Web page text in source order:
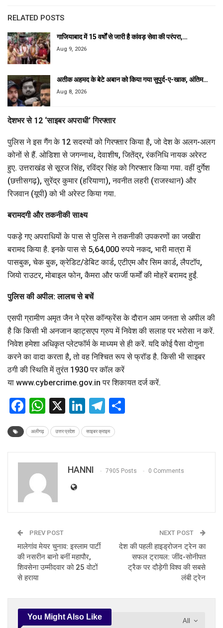
RELATED POSTS
गाजियाबाद में 15 वर्षों से जारी है कांवड़ सेवा की परंपरा,…
Aug 9, 2026
अतीक अहमद के बेटे अबान को किया गया सुपुर्द-ए-खाक, अंतिम…
Aug 8, 2026
देशभर से 12 ‘साइबर अपराधी’ गिरफ्तार
पुलिस ने इस गैंग के 12 सदस्यों को गिरफ्तार किया है, जो देश के अलग-अलग
कोनों से हैं. ओडिशा से जगन्नाथ, देवाशीष, जितेंद्र, रंकनिधि नायक अरेस्ट
हुए. उत्तराखंड से सूरज सिंह, रविंद्र सिंह को गिरफ्तार किया गया. वहीं दुर्गेश
(छत्तीसगढ़), सुरेंद्र कुमार (हरियाणा), नवनीत लहरी (राजस्थान) और
रिजवान (यूपी) को भी अरेस्ट किया गया.
बरामदगी और तकनीकी साक्ष्य
पकड़े गए अपराधियों के पास से पुलिस ने तकनीकी उपकरणों का जखीरा
बरामद किया है. इनके पास से 5,64,000 रुपये नकद, भारी मात्रा में
पासबुक, चेक बुक, क्रेडिट/डेबिट कार्ड, एटीएम और सिम कार्ड, लैपटॉप,
जियो राउटर, मोबाइल फोन, कैमरा और फर्जी फर्मों की मोहरें बरामद हुईं.
पुलिस की अपील: लालच से बचें
एसपी ग्रामीण अमृत जैन ने प्रेस कॉन्फ्रेंस के दौरान आम जनता से अपील की
है कि किसी भी अनजान व्हाट्सएप ग्रुप में निवेश की सलाह पर भरोसा न करें.
निवेश हमेशा अधिकृत प्लेटफॉर्म के माध्यम से ही करें. यदि कोई पैसा दोगुना
करने का वादा करता है, तो वह निश्चित रूप से फ्रॉड है. किसी भी साइबर
ठगी की स्थिति में तुरंत 1930 पर कॉल करें
या www.cybercrime.gov.in पर शिकायत दर्ज करें.
Facebook
WhatsApp
X LinkedIn
Telegram
अलीगढ़ उत्तर प्रदेश साइबर क्राइम
HANNI 7905 Posts 0 Comments
PREV POST
मालेगांव मेयर चुनाव: इस्लाम पार्टी
की नसरीन बानो बनीं महापौर,
शिवसेना उम्मीदवार को 25 वोटों
से हराया
NEXT POST
देश की पहली हाइड्रोजन ट्रेन का
सफल ट्रायल: जींद-सोनीपत
ट्रैक पर दौड़ेगी विश्व की सबसे
लंबी ट्रेन
All
You Might Also Like